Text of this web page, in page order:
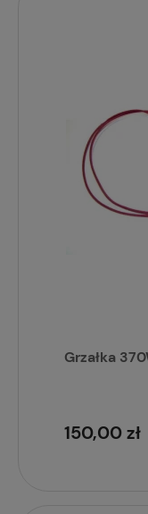
Grzałka
150,00 zł